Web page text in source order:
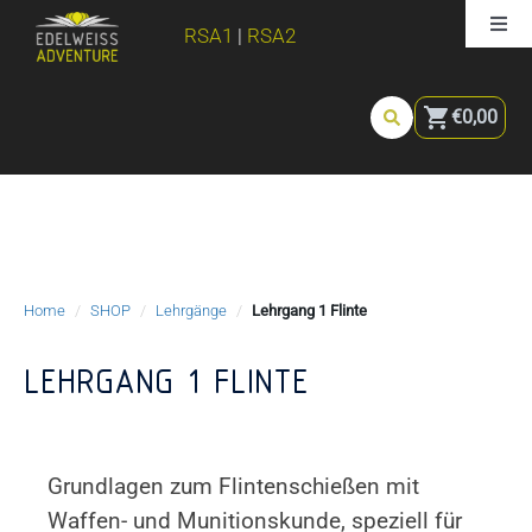
Inhalt
RSA1 | RSA2
AUSBILDUNG
PREISE
AUSRÜSTUNG
€0,00
Home / SHOP / Lehrgänge / Lehrgang 1 Flinte
LEHRGANG 1 FLINTE
Grundlagen zum Flintenschießen mit
Waffen- und Munitionskunde, speziell für